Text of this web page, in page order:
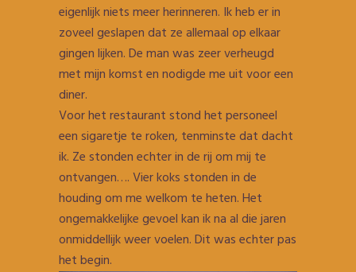
eigenlijk niets meer herinneren. Ik heb er in
zoveel geslapen dat ze allemaal op elkaar
gingen lijken. De man was zeer verheugd
met mijn komst en nodigde me uit voor een
diner.
Voor het restaurant stond het personeel
een sigaretje te roken, tenminste dat dacht
ik. Ze stonden echter in de rij om mij te
ontvangen…. Vier koks stonden in de
houding om me welkom te heten. Het
ongemakkelijke gevoel kan ik na al die jaren
onmiddellijk weer voelen. Dit was echter pas
het begin.